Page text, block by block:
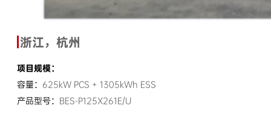
浙江，杭州
项目规模：
容量： 625kW PCS + 1305kWh ESS
产品型号： BES-P125X261E/U